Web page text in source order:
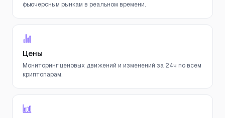
фьючерсным рынкам в реальном времени.
Цены
Мониторинг ценовых движений и изменений за 24ч по всем
криптопарам.